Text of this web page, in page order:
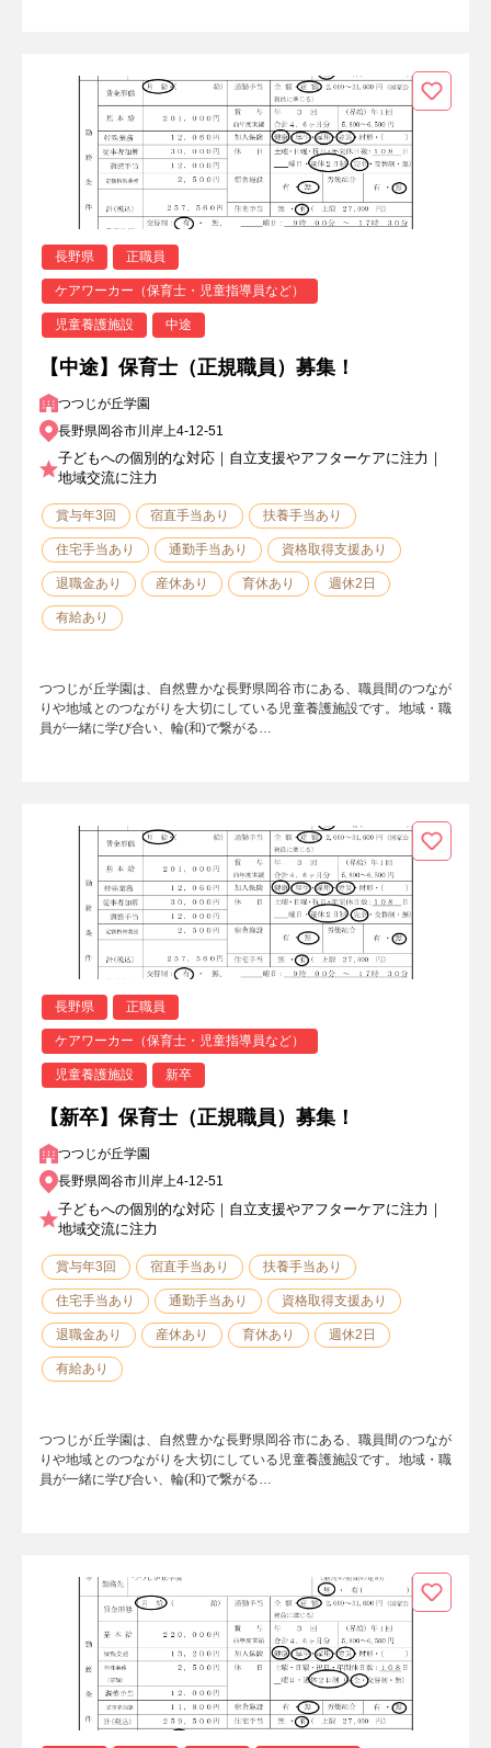
長野県 正職員
ケアワーカー（保育士・児童指導員など）
児童養護施設 中途
【中途】保育士（正規職員）募集！
つつじが丘学園
長野県岡谷市川岸上4-12-51
子どもへの個別的な対応｜自立支援やアフターケアに注力｜
地域交流に注力
賞与年3回 宿直手当あり 扶養手当あり
住宅手当あり 通勤手当あり 資格取得支援あり
退職金あり 産休あり 育休あり 週休2日
有給あり
つつじが丘学園は、自然豊かな長野県岡谷市にある、職員間のつなが
りや地域とのつながりを大切にしている児童養護施設です。地域・職
員が一緒に学び合い、輪(和)で繋がる…
長野県 正職員
ケアワーカー（保育士・児童指導員など）
児童養護施設 新卒
【新卒】保育士（正規職員）募集！
つつじが丘学園
長野県岡谷市川岸上4-12-51
子どもへの個別的な対応｜自立支援やアフターケアに注力｜
地域交流に注力
賞与年3回 宿直手当あり 扶養手当あり
住宅手当あり 通勤手当あり 資格取得支援あり
退職金あり 産休あり 育休あり 週休2日
有給あり
つつじが丘学園は、自然豊かな長野県岡谷市にある、職員間のつなが
りや地域とのつながりを大切にしている児童養護施設です。地域・職
員が一緒に学び合い、輪(和)で繋がる…